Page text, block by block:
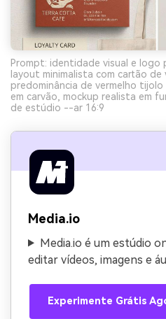
Prompt: identidade visual e logo
layout minimalista com cartão de
predominância de vermelho
em carvão, mockup realista em
de estúdio --ar 16:9
Media.io
Media.io é um estúdio
editar vídeos, imagens e
Experimente Grátis